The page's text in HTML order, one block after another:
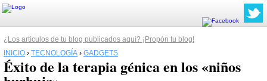
¿Los artículos de tu blog publicados aquí? ¡Propón tu blog!
INICIO › TECNOLOGÍA › GADGETS
Éxito de la terapia génica en los «niños